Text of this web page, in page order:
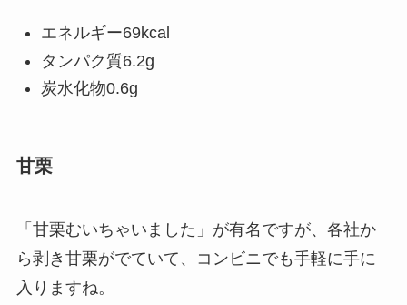
エネルギー69kcal
タンパク質6.2g
炭水化物0.6g
甘栗
「甘栗むいちゃいました」が有名ですが、各社か
ら剥き甘栗がでていて、コンビニでも手軽に手に
入りますね。